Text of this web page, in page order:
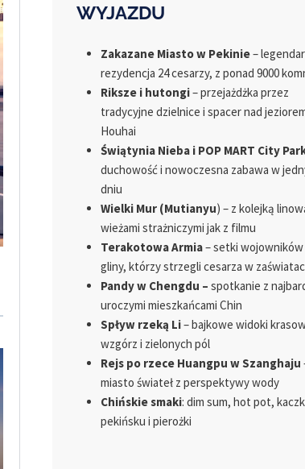
WYJAZDU
Zakazane Miasto w Pekinie–
rezydencja 24 cesarzy, z ponad 9000
Riksze i hutongi– przejażdżka przez
tradycyjne dzielnice i spacer nad
Houhai
Świątynia Nieba i POP MART City
duchowość i nowoczesna zabawa w
dniu
Wielki Mur (Mutianyu) – z kolejką
wieżami strażniczymi jak z filmu
Terakotowa Armia– setki wojowników
gliny, którzy strzegli cesarza w
Pandy w Chengdu – spotkanie z
uroczymi mieszkańcami Chin
Spływ rzeką Li– bajkowe widoki
wzgórz i zielonych pól
Rejs po rzece Huangpu w Szanghaju
miasto świateł z perspektywy wody
Chińskie smaki: dim sum, hot pot,
pekińsku i pierożki